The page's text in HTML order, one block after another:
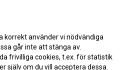
korrekt använder vi nödvändiga
går inte att stänga av.
frivilliga cookies, t.ex. för statistik
själv om du vill acceptera dessa.